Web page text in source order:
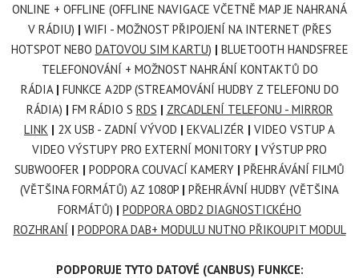
ONLINE + OFFLINE (OFFLINE NAVIGACE VČETNĚ MAP JE NAHRANÁ
V RÁDIU) | WIFI - MOŽNOST PŘIPOJENÍ NA INTERNET (PŘES
HOTSPOT NEBO DATOVOU SIM KARTU) | BLUETOOTH HANDSFREE
TELEFONOVÁNÍ + MOŽNOST NAHRÁNÍ KONTAKTŮ DO
RÁDIA | FUNKCE A2DP (STREAMOVÁNÍ HUDBY Z TELEFONU DO
RÁDIA) | FM RÁDIO S RDS | ZRCADLENÍ TELEFONU - MIRROR
LINK | 2X USB - ZADNÍ VÝVOD | EKVALIZÉR | VIDEO VSTUP A
VIDEO VÝSTUPY PRO EXTERNÍ MONITORY | VÝSTUP PRO
SUBWOOFER | PODPORA COUVACÍ KAMERY | PŘEHRÁVÁNÍ FILMŮ
(VĚTŠINA FORMÁTŮ) AZ 1080P | PŘEHRÁVNÍ HUDBY (VĚTŠINA
FORMÁTŮ) | PODPORA OBD2 DIAGNOSTICKÉHO
ROZHRANÍ | PODPORA DAB+ MODULU NUTNO PŘIKOUPIT MODUL
PODPORUJE TYTO DATOVÉ (CANBUS) FUNKCE: